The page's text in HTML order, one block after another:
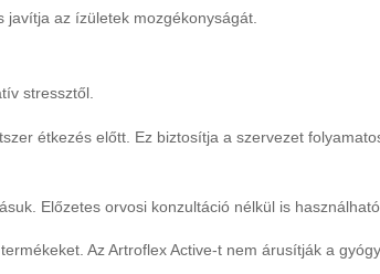
javítja az ízületek mozgékonyságát.
stressztől.
étkezés előtt. Ez biztosítja a szervezet
Előzetes orvosi konzultáció nélkül is
Az Artroflex Active-t nem árusítják a